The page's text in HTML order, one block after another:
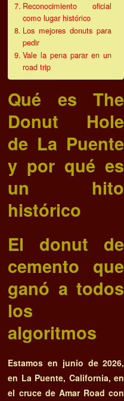
Reconocimiento oficial
como lugar histórico
Los mejores donuts para
pedir
Vale la pena parar en un
road trip
Qué es The
Donut Hole
de La Puente
y por qué es
un hito
histórico
El donut de
cemento que
ganó a todos
los
algoritmos
Estamos en junio de 2026,
en La Puente, California, en
el cruce de Amar Road con